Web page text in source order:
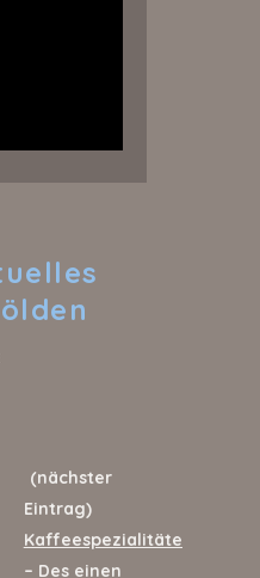
(nächster
Eintrag)
Kaffeespezialitäten
– Des einen